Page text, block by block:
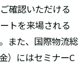
確認いただける
トを来場される
また、国際物流総
）にはセミナーC